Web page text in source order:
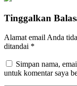
Tinggalkan
Alamat email Anda
ditandai *
Simpan nama,
untuk komentar saya